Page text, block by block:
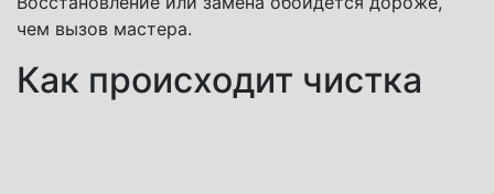
чем вызов мастера.
Как происходит чистка